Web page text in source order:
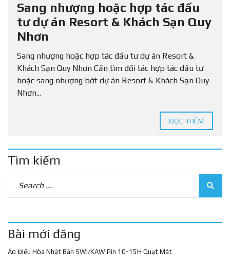
Sang nhượng hoặc hợp tác đầu
tư dự án Resort & Khách Sạn Quy
Nhơn
Sang nhượng hoặc hợp tác đầu tư dự án Resort &
Khách Sạn Quy Nhơn Cần tìm đối tác hợp tác đầu tư
hoặc sang nhượng bớt dự án Resort & Khách Sạn Quy
Nhơn...
ĐỌC THÊM
Tìm kiếm
Bài mới đăng
Áo Điều Hòa Nhật Bản SWI/KAW Pin 10-15H Quạt Mát